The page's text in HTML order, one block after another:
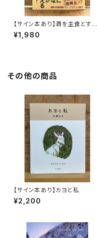
【サイン本あり】酒を主食とする
人々 エチオピアの科学的秘境
を旅する
¥1,980
その他の商品
【サイン本あり】カヨと私
¥2,200